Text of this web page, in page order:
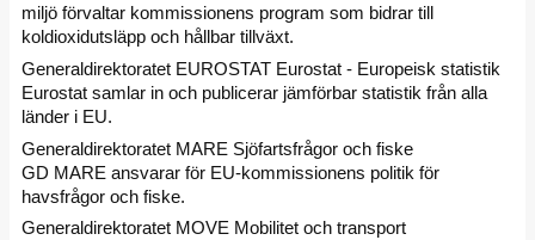
miljö förvaltar kommissionens program som bidrar till
koldioxidutsläpp och hållbar tillväxt.
Generaldirektoratet EUROSTAT Eurostat - Europeisk statistik
Eurostat samlar in och publicerar jämförbar statistik från alla
länder i EU.
Generaldirektoratet MARE Sjöfartsfrågor och fiske
GD MARE ansvarar för EU-kommissionens politik för
havsfrågor och fiske.
Generaldirektoratet MOVE Mobilitet och transport